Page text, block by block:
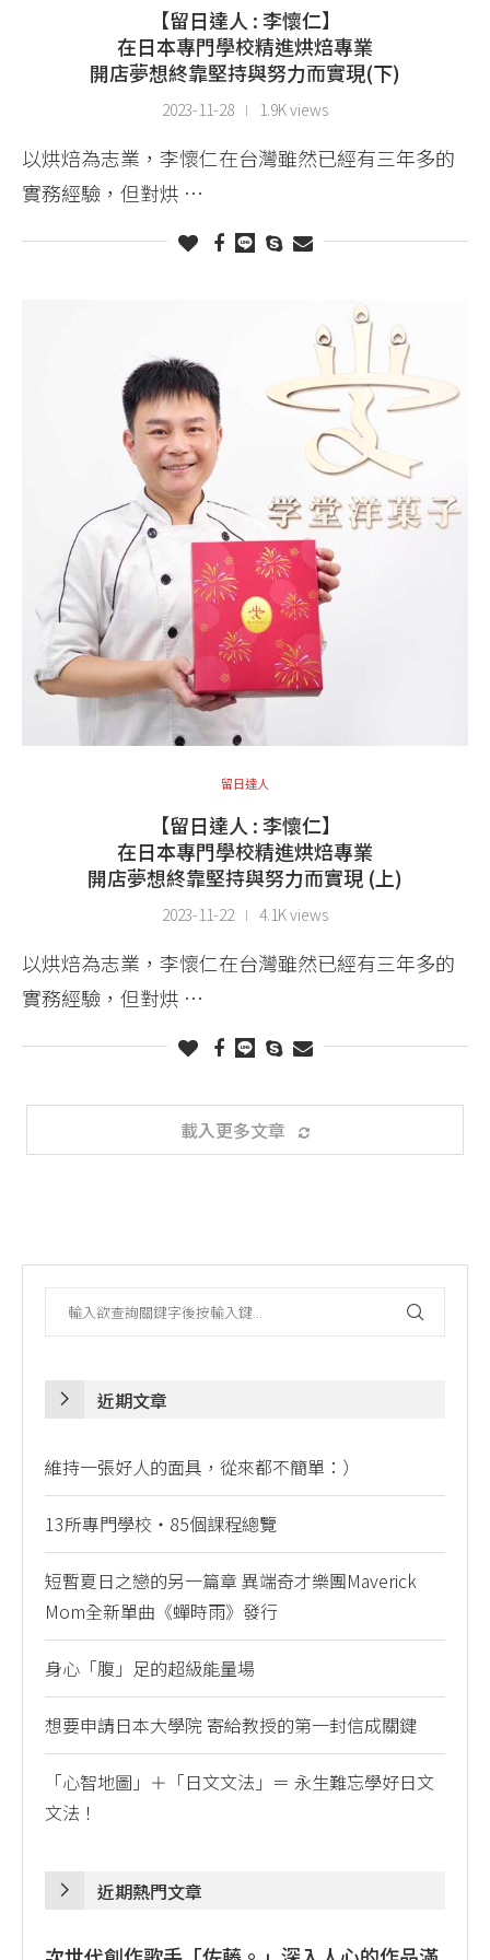
【留日達人 : 李懷仁】
在日本專門學校精進烘焙專業
開店夢想終靠堅持與努力而實現(下)
2023-11-28 1.9K views
以烘焙為志業，李懷仁在台灣雖然已經有三年多的
實務經驗，但對烘 …
留日達人
【留日達人 : 李懷仁】
在日本專門學校精進烘焙專業
開店夢想終靠堅持與努力而實現 (上)
2023-11-22 4.1K views
以烘焙為志業，李懷仁在台灣雖然已經有三年多的
實務經驗，但對烘 …
載入更多文章
近期文章
維持一張好人的面具，從來都不簡單：）
13所專門學校・85個課程總覽
短暫夏日之戀的另一篇章 異端奇才樂團Maverick
Mom全新單曲《蟬時雨》發行
身心「腹」足的超級能量場
想要申請日本大學院 寄給教授的第一封信成關鍵
「心智地圖」＋「日文文法」＝ 永生難忘學好日文
文法！
近期熱門文章